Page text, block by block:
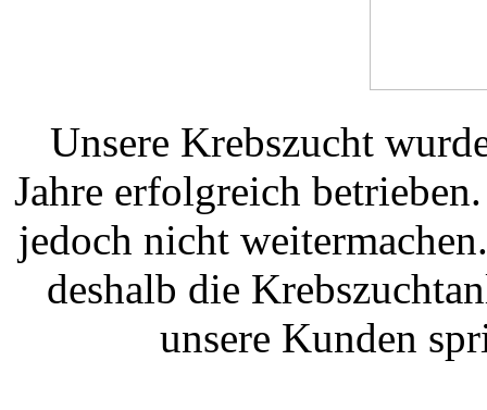
Unsere Krebszucht
Jahre erfolgreich
jedoch nicht
deshalb die
unsere Kunden